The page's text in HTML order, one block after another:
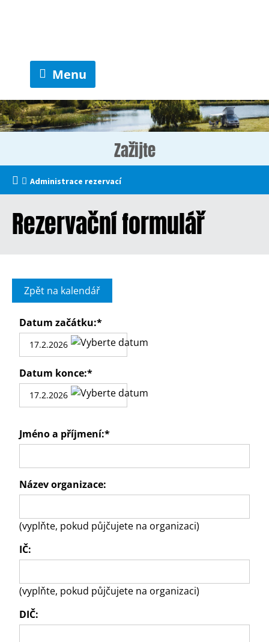
Menu
Zažijte
Administrace rezervací
Rezervační formulář
Zpět na kalendář
Datum začátku:*
Datum konce:*
Jméno a příjmení:*
Název organizace:
(vyplňte, pokud půjčujete na organizaci)
IČ:
(vyplňte, pokud půjčujete na organizaci)
DIČ: